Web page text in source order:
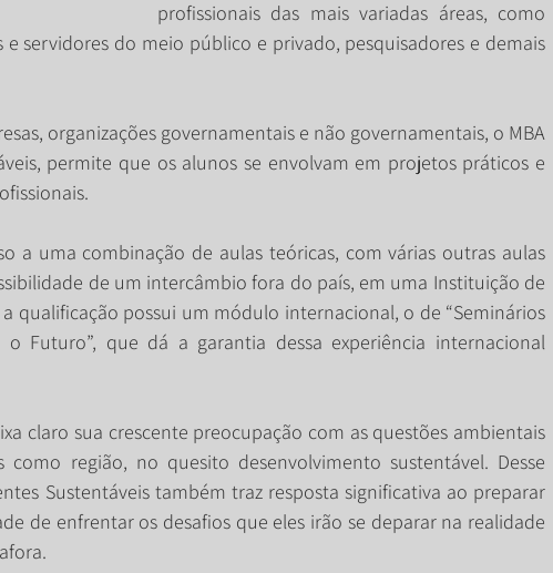
profissionais das mais variadas áreas, como
servidores do meio público e privado, pesquisadores e demais
organizações governamentais e não governamentais, o MBA
permite que os alunos se envolvam em projetos práticos e
a uma combinação de aulas teóricas, com várias outras aulas
de um intercâmbio fora do país, em uma Instituição de
qualificação possui um módulo internacional, o de “Seminários
Futuro”, que dá a garantia dessa experiência internacional
claro sua crescente preocupação com as questões ambientais
como região, no quesito desenvolvimento sustentável. Desse
Sustentáveis também traz resposta significativa ao preparar
de enfrentar os desafios que eles irão se deparar na realidade